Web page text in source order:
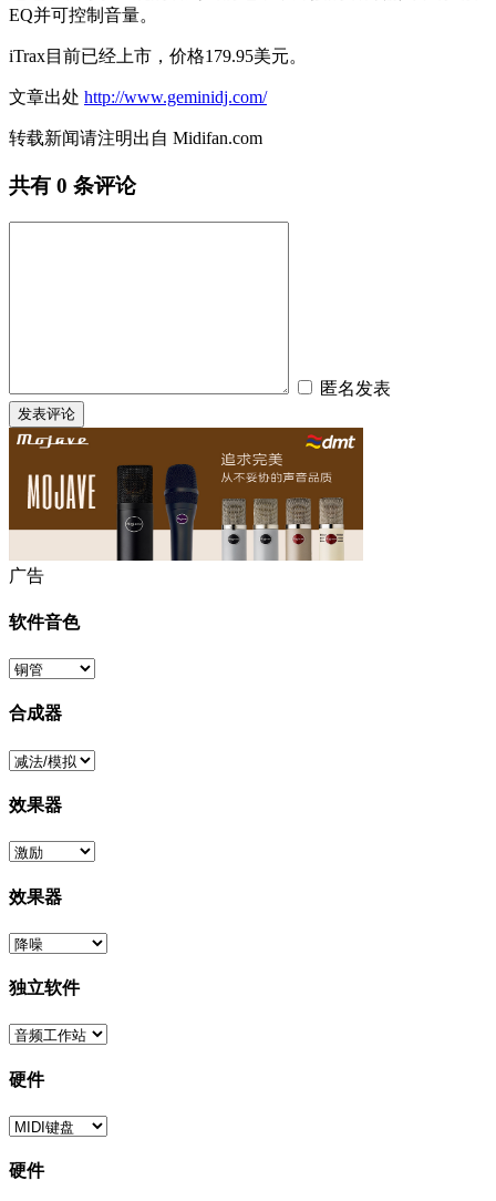
EQ并可控制音量。
iTrax目前已经上市，价格179.95美元。
文章出处 http://www.geminidj.com/
转载新闻请注明出自 Midifan.com
共有 0 条评论
匿名发表
广告
软件音色
合成器
效果器
效果器
独立软件
硬件
硬件